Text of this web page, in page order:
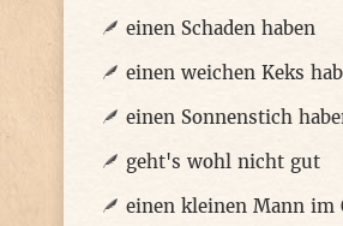
einen Schaden haben
einen weichen Keks
einen Sonnenstich
geht's wohl nicht gut
einen kleinen Mann im